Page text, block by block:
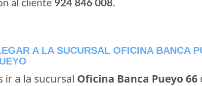
al cliente 924 846 008.
A LA SUCURSAL OFICINA BANCA
ir a la sucursal Oficina Banca Pueyo 66